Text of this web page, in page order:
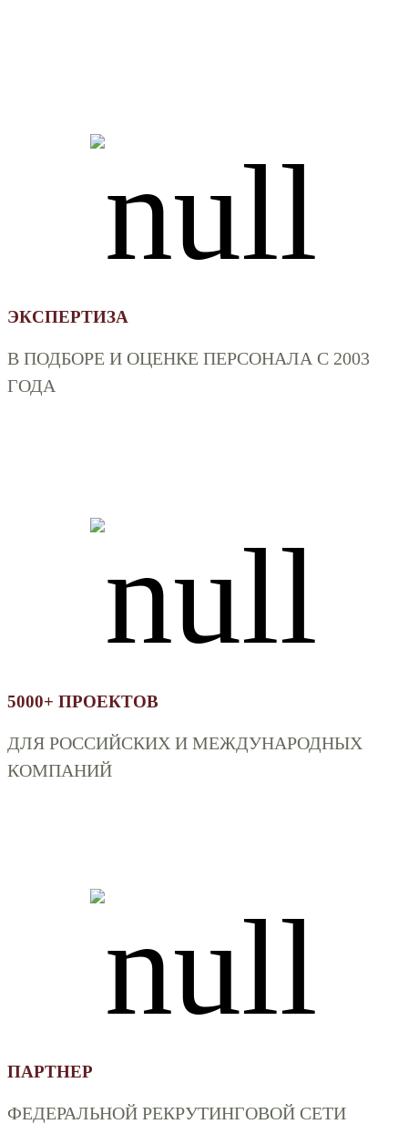
ЭКСПЕРТИЗА
В ПОДБОРЕ И ОЦЕНКЕ ПЕРСОНАЛА С 2003
ГОДА
5000+ ПРОЕКТОВ
ДЛЯ РОССИЙСКИХ И МЕЖДУНАРОДНЫХ
КОМПАНИЙ
ПАРТНЕР
ФЕДЕРАЛЬНОЙ РЕКРУТИНГОВОЙ СЕТИ